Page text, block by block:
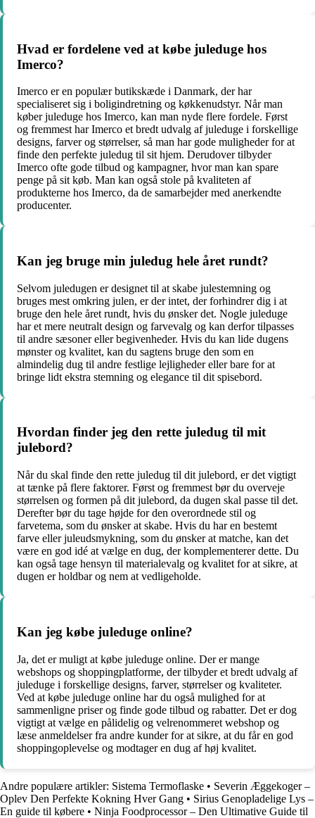
Hvad er fordelene ved at købe juleduge hos
Imerco?
Imerco er en populær butikskæde i Danmark, der har
specialiseret sig i boligindretning og køkkenudstyr. Når man
køber juleduge hos Imerco, kan man nyde flere fordele. Først
og fremmest har Imerco et bredt udvalg af juleduge i forskellige
designs, farver og størrelser, så man har gode muligheder for at
finde den perfekte juledug til sit hjem. Derudover tilbyder
Imerco ofte gode tilbud og kampagner, hvor man kan spare
penge på sit køb. Man kan også stole på kvaliteten af
produkterne hos Imerco, da de samarbejder med anerkendte
producenter.
Kan jeg bruge min juledug hele året rundt?
Selvom juledugen er designet til at skabe julestemning og
bruges mest omkring julen, er der intet, der forhindrer dig i at
bruge den hele året rundt, hvis du ønsker det. Nogle juleduge
har et mere neutralt design og farvevalg og kan derfor tilpasses
til andre sæsoner eller begivenheder. Hvis du kan lide dugens
mønster og kvalitet, kan du sagtens bruge den som en
almindelig dug til andre festlige lejligheder eller bare for at
bringe lidt ekstra stemning og elegance til dit spisebord.
Hvordan finder jeg den rette juledug til mit
julebord?
Når du skal finde den rette juledug til dit julebord, er det vigtigt
at tænke på flere faktorer. Først og fremmest bør du overveje
størrelsen og formen på dit julebord, da dugen skal passe til det.
Derefter bør du tage højde for den overordnede stil og
farvetema, som du ønsker at skabe. Hvis du har en bestemt
farve eller juleudsmykning, som du ønsker at matche, kan det
være en god idé at vælge en dug, der komplementerer dette. Du
kan også tage hensyn til materialevalg og kvalitet for at sikre, at
dugen er holdbar og nem at vedligeholde.
Kan jeg købe juleduge online?
Ja, det er muligt at købe juleduge online. Der er mange
webshops og shoppingplatforme, der tilbyder et bredt udvalg af
juleduge i forskellige designs, farver, størrelser og kvaliteter.
Ved at købe juleduge online har du også mulighed for at
sammenligne priser og finde gode tilbud og rabatter. Det er dog
vigtigt at vælge en pålidelig og velrenommeret webshop og
læse anmeldelser fra andre kunder for at sikre, at du får en god
shoppingoplevelse og modtager en dug af høj kvalitet.
Andre populære artikler: Sistema Termoflaske • Severin Æggekoger –
Oplev Den Perfekte Kokning Hver Gang • Sirius Genopladelige Lys –
En guide til købere • Ninja Foodprocessor – Den Ultimative Guide til